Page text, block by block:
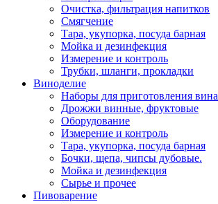
Очистка, фильтрация напитков
Смягчение
Тара, укупорка, посуда барная
Мойка и дезинфекция
Измерение и контроль
Трубки, шланги, прокладки
Виноделие
Наборы для приготовления вина
Дрожжи винные, фруктовые
Оборудование
Измерение и контроль
Тара, укупорка, посуда барная
Бочки, щепа, чипсы дубовые.
Мойка и дезинфекция
Сырье и прочее
Пивоварение